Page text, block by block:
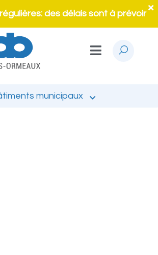
des délais sont à prévoir
municipaux